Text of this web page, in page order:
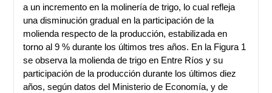
a un incremento en la molinería de trigo, lo cual refleja
una disminución gradual en la participación de la
molienda respecto de la producción, estabilizada en
torno al 9 % durante los últimos tres años. En la Figura 1
se observa la molienda de trigo en Entre Ríos y su
participación de la producción durante los últimos diez
años, según datos del Ministerio de Economía, y de